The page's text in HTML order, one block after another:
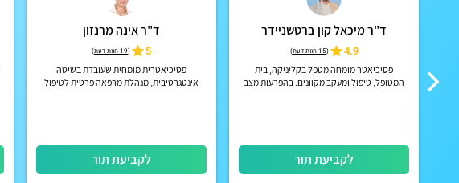
ד"ר מיכאל קון ברטשניידר
4.9
(15 חוות דעת )
פסיכיאטר מומחה מטפל בקליניקה, בית
המטופל, טיפול ומעקב מקוונים. בהפרעות מצב
לקביעת תור
ד"ר אינה מרנזון
5
(19 חוות דעת )
פסיכיאטרית מומחית שעובדת בשיטה
אינטגרטיבית, מנהלת מרפאה פרטית לטיפול
לקביעת תור